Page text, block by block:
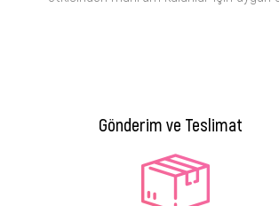
Gönderim ve Teslimat